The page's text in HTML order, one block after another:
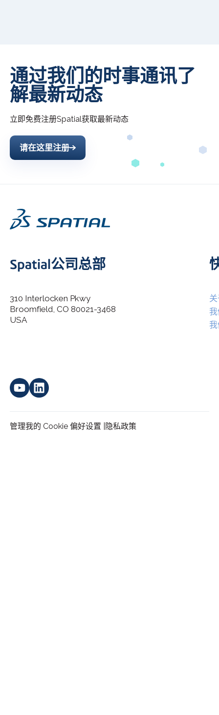
通过我们的时事通讯了
解最新动态
立即免费注册Spatial获取最新动态
I agree to allow Spatial Corp to store and process my
请在这里注册
Spatial公司总部
310 Interlocken Pkwy
Broomfield, CO 80021-3468
USA
管理我的 Cookie 偏好设置 | 隐私政策